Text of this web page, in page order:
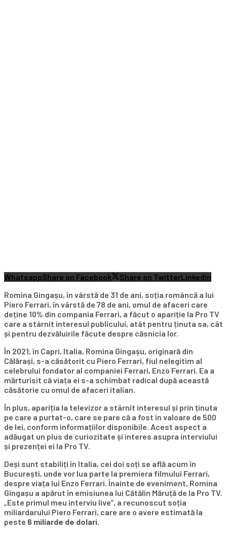
WhatsappShare on Facebook Share on TwitterLinkedin
Romina Gingașu, în vârstă de 31 de ani, soția româncă a lui
Piero Ferrari, în vârstă de 78 de ani, omul de afaceri care
deține 10% din compania Ferrari, a făcut o apariție la Pro TV
care a stârnit interesul publicului, atât pentru ținuta sa, cât
și pentru dezvăluirile făcute despre căsnicia lor.
În 2021, în Capri, Italia, Romina Gingașu, originară din
Călărași, s-a căsătorit cu Piero Ferrari, fiul nelegitim al
celebrului fondator al companiei Ferrari, Enzo Ferrari. Ea a
mărturisit că viața ei s-a schimbat radical după această
căsătorie cu omul de afaceri italian.
În plus, apariția la televizor a stârnit interesul și prin ținuta
pe care a purtat-o, care se pare că a fost în valoare de 500
de lei, conform informațiilor disponibile. Acest aspect a
adăugat un plus de curiozitate și interes asupra interviului
și prezenței ei la Pro TV.
Deși sunt stabiliți în Italia, cei doi soți se află acum în
București, unde vor lua parte la premiera filmului Ferrari,
despre viața lui Enzo Ferrari. Înainte de eveniment, Romina
Gingașu a apărut în emisiunea lui Cătălin Măruță de la Pro TV.
„Este primul meu interviu live”, a recunoscut soția
miliardarului Piero Ferrari, care are o avere estimată la
peste 6 miliarde de dolari.